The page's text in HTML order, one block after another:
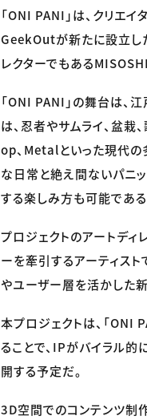
「ONI PANI」は、クリエ
GeekOutが新たに設立し
レクターでもある
「ONI PANI」の舞台は、
は、忍者やサムライ、盆栽
op、Metalといった現代の
な日常と絶え間ないパニ
する楽しみ方も可能である
プロジェクトのアートデ
ーを牽引するアーティス
やユーザー層を活かした
本プロジェクトは、「ONI
ることで、IPがバイラル
開する予定だ。
3D空間でのコンテンツ制